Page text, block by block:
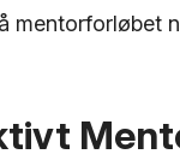
mentorforløbet